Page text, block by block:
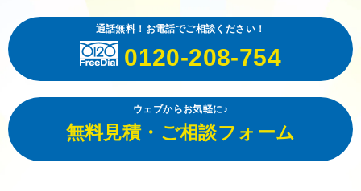
通話無料！お電話でご相談ください！
0120-208-754
ウェブからお気軽に♪
無料見積・ご相談フォーム